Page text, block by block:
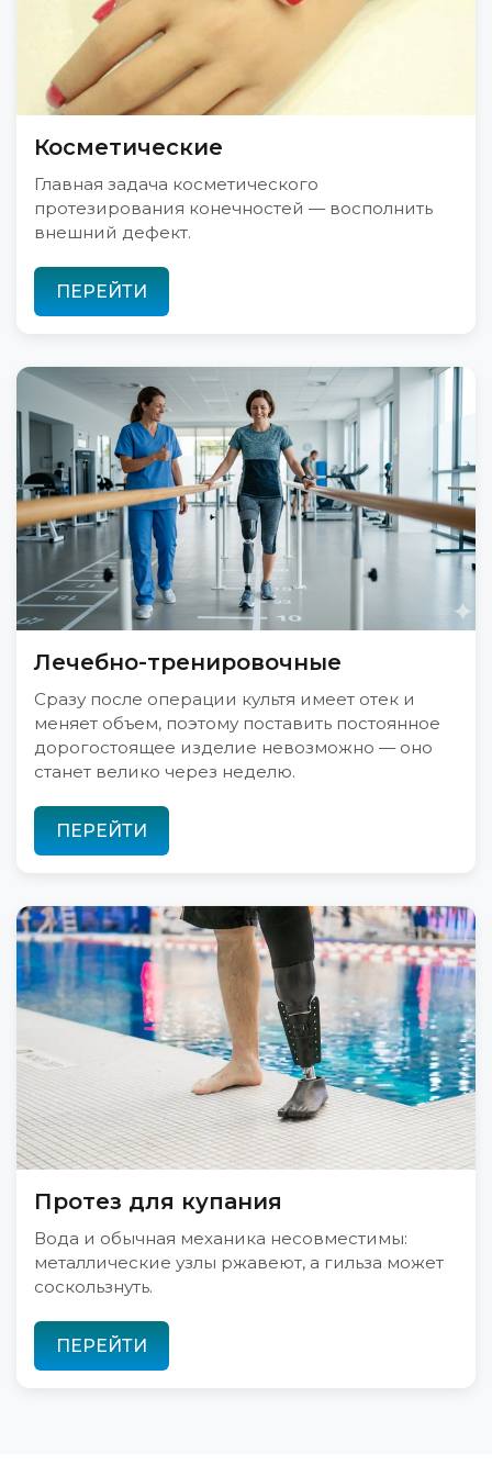
Косметические
Главная задача косметического
протезирования конечностей — восполнить
внешний дефект.
ПЕРЕЙТИ
Лечебно-тренировочные
Сразу после операции культя имеет отек и
меняет объем, поэтому поставить постоянное
дорогостоящее изделие невозможно — оно
станет велико через неделю.
ПЕРЕЙТИ
Протез для купания
Вода и обычная механика несовместимы:
металлические узлы ржавеют, а гильза может
соскользнуть.
ПЕРЕЙТИ